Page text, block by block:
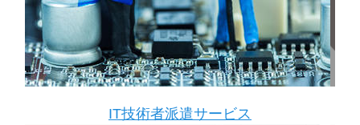
IT技術者派遣サービス